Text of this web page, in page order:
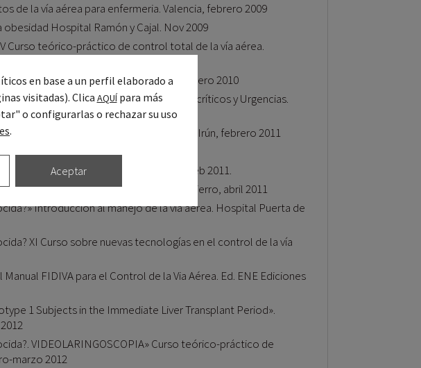
de la vía aérea para enfermeria. Valencia, febrero 2009
Hospital Ramón y Cajal. Nov 2009
Curso teórico-práctico de control total de la vía aérea.
vía aérea para enfermeria. Valencia, febrero 2010
en Anestesia, cuidados críticos y Urgencias.
de intubación y manejo de la VAD. Irún, febrero 2011
de la VAD. Irún, febrero 2011
de control total de la vía aérea. Feb 2011.
de la vía aérea. Hospital Puerta de Hierro, abril 2011
Introducción al manejo de la vía aérea. Hospital Puerta de
XI Curso sobre nuevas tecnologías en el control de la vía
FIDIVA para el Control de la Via Aérea. Ed. ENE Ediciones
1 Subjects in the Immediate Liver Transplant Period».
VIDEOLARINGOSCOPIA» Curso teórico-práctico de
marzo 2012
en base a un perfil elaborado a
visitadas). Clica AQUÍpara más
o configurarlas o rechazar su uso
.
Aceptar